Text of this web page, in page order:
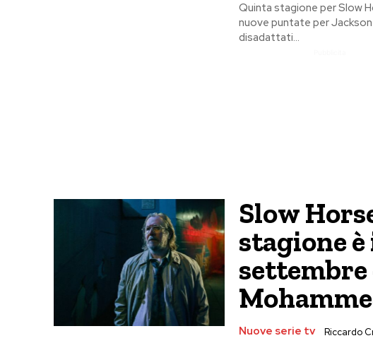
Quinta stagione per Slow
nuove puntate per
disadattati...
Slow
stagione
Nuove serie tv Riccardo